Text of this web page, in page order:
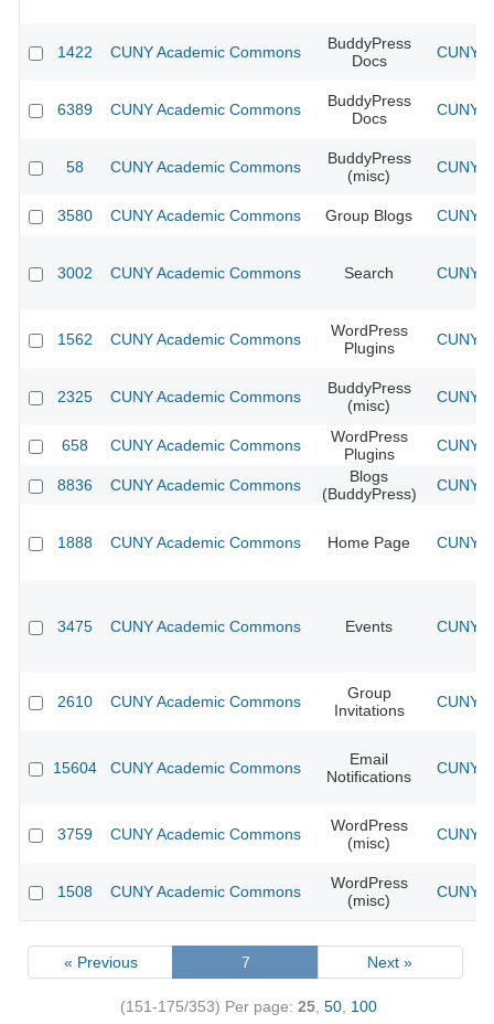
1422 CUNY Academic Commons
BuddyPress
Docs
CUNY
6389 CUNY Academic Commons
BuddyPress
Docs
CUNY
58 CUNY Academic Commons
BuddyPress
(misc)
CUNY
3580 CUNY Academic Commons Group Blogs CUNY
3002 CUNY Academic Commons Search CUNY
1562 CUNY Academic Commons
WordPress
Plugins
CUNY
2325 CUNY Academic Commons
BuddyPress
(misc)
CUNY
658 CUNY Academic Commons
WordPress
Plugins
CUNY
8836 CUNY Academic Commons
Blogs
(BuddyPress)
CUNY
1888 CUNY Academic Commons Home Page CUNY
3475 CUNY Academic Commons Events CUNY
2610 CUNY Academic Commons
Group
Invitations
CUNY
15604 CUNY Academic Commons
Email
Notifications
CUNY
3759 CUNY Academic Commons
WordPress
(misc)
CUNY
1508 CUNY Academic Commons
WordPress
(misc)
CUNY
« Previous 7 Next »
(151-175/353) Per page: 25 50 100